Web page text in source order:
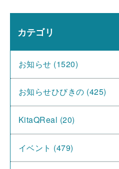
カテゴリ
お知らせ (1520)
お知らせひびきの (425)
KitaQReal (20)
イベント (479)